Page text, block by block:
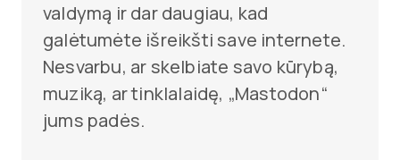
valdymą ir dar daugiau, kad
galėtumėte išreikšti save internete.
Nesvarbu, ar skelbiate savo kūrybą,
muziką, ar tinklalaidę, „Mastodon“
jums padės.